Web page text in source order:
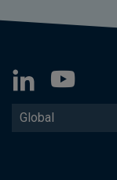
Global